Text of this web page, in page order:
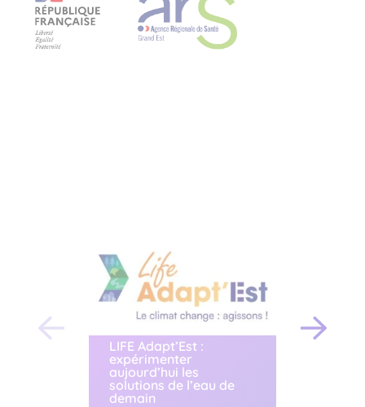
LIFE Adapt’Est :
expérimenter
aujourd’hui les
solutions de l’eau de
demain